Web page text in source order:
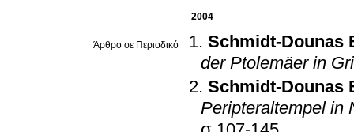
2004
Άρθρο σε Περιοδικό
Schmidt-Dounas
der Ptolemäer in
Schmidt-Dounas
Peripteraltempel in